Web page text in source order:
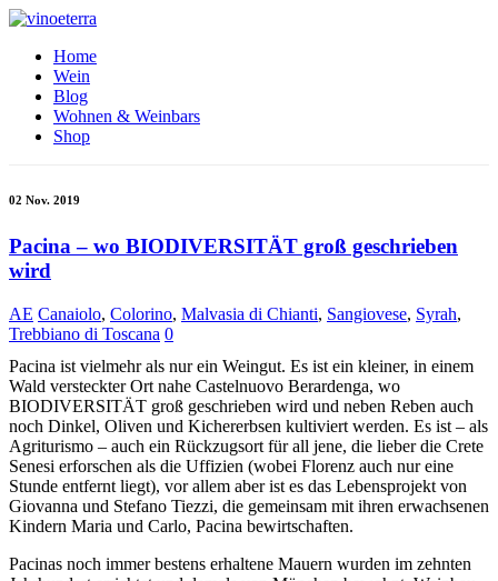
Home
Wein
Blog
Wohnen & Weinbars
Shop
02 Nov. 2019
Pacina – wo BIODIVERSITÄT groß geschrieben
wird
AE Canaiolo, Colorino, Malvasia di Chianti, Sangiovese, Syrah,
Trebbiano di Toscana 0
Pacina ist vielmehr als nur ein Weingut. Es ist ein kleiner, in einem
Wald versteckter Ort nahe Castelnuovo Berardenga, wo
BIODIVERSITÄT groß geschrieben wird und neben Reben auch
noch Dinkel, Oliven und Kichererbsen kultiviert werden. Es ist – als
Agriturismo – auch ein Rückzugsort für all jene, die lieber die Crete
Senesi erforschen als die Uffizien (wobei Florenz auch nur eine
Stunde entfernt liegt), vor allem aber ist es das Lebensprojekt von
Giovanna und Stefano Tiezzi, die gemeinsam mit ihren erwachsenen
Kindern Maria und Carlo, Pacina bewirtschaften.
Pacinas noch immer bestens erhaltene Mauern wurden im zehnten